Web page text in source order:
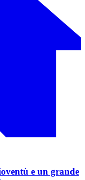
e un grande